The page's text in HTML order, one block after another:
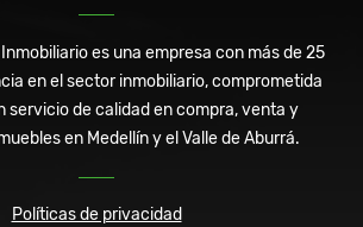
es una empresa con más de 25
en el sector inmobiliario, comprometida
servicio de calidad en compra, venta y
en Medellín y el Valle de Aburrá.
Políticas de privacidad